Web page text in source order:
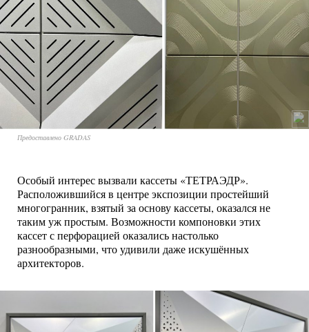
Предоставлено GRADAS
Особый интерес вызвали кассеты «ТЕТРАЭДР».
Расположившийся в центре экспозиции простейший
многогранник, взятый за основу кассеты, оказался не
таким уж простым. Возможности компоновки этих
кассет с перфорацией оказались настолько
разнообразными, что удивили даже искушённых
архитекторов.